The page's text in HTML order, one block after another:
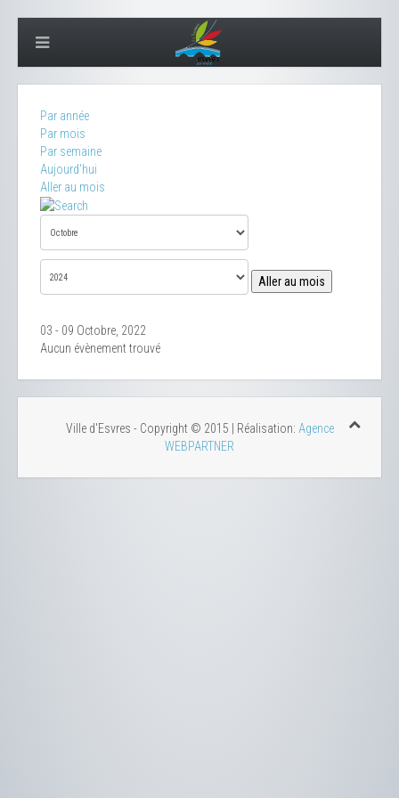
Par année
Par mois
Par semaine
Aujourd'hui
Aller au mois
Aller au mois
03 - 09 Octobre, 2022
Aucun évènement trouvé
Ville d'Esvres - Copyright © 2015 | Réalisation: Agence
WEBPARTNER